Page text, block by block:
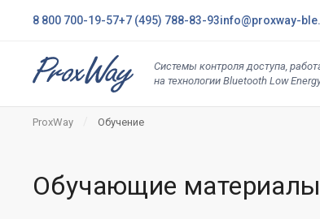
8 800 700-19-57+7 (495) 788-83-93info@proxway-
Системы контроля доступа,
на технологии Bluetooth Low
ProxWay Обучение
Обучающие